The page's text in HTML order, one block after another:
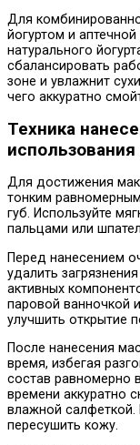
Для
йогуртом и
натурального
сбалансировать
зоне и увлажнит
чего аккуратно
Техника
Для достижения
тонким
губ. Используйте
пальцами или
Перед нанесением
удалить
активных
паровой ванночкой
улучшить открытие
После нанесения
время, избегая
состав равномерно
времени аккуратно
влажной салфеткой.
пересушить кожу.